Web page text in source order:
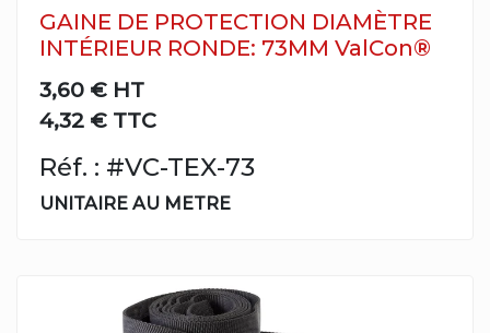
GAINE DE PROTECTION DIAMÈTRE
INTÉRIEUR RONDE: 73MM ValCon®
3,60 € HT
4,32 € TTC
Réf. : #VC-TEX-73
UNITAIRE AU METRE